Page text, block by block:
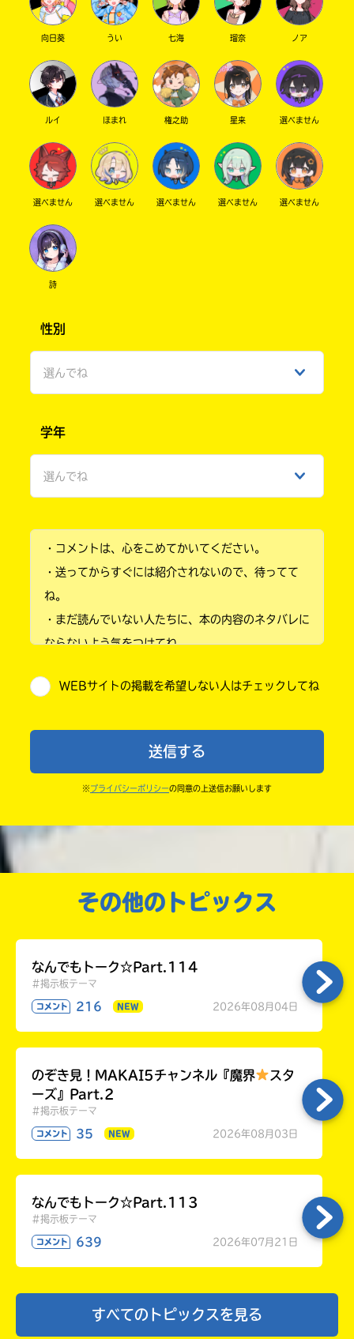
向日葵 うい 七海 瑠奈 ノア
ルイ ほまれ 権之助 星来 選べません
選べません 選べません 選べません 選べません 選べません
詩
性別
選んでね
ひみつ
学年
選んでね
小学2年
小学4年
小学6年
中学1年
高校生以上
・コメントは、心をこめてかいてください。
・送ってからすぐには紹介されないので、待ってて
ね。
・まだ読んでいない人たちに、本の内容のネタバレに
ならないよう気をつけてね。
が出るので、そこから応募してね。
・かき終えたら、人を傷つけていたり、個人情報をか
きこんでいたり、字がまちがっていたりしないか、読
WEBサイトの掲載を希望しない人はチェックしてね
送信する
※ プライバシーポリシーの同意の上送信お願いします
その他のトピックス
なんでもトーク☆Part.114
#掲示板テーマ
コメント 216 NEW 2026年08月04日
のぞき見！MAKAI5チャンネル『魔界
スタ
ーズ』Part.2
#掲示板テーマ
コメント 35 NEW 2026年08月03日
なんでもトーク☆Part.113
#掲示板テーマ
コメント 639 2026年07月21日
すべてのトピックスを見る